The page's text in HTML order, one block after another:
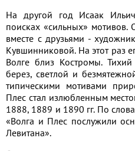
На другой год Исаак
поисках «сильных» мотивов.
вместе с друзьями -
Кувшинниковой. На этот раз
Волге близ Костромы.
берез, светлой и
типическими мотивами
Плес стал излюбленным
1888, 1889 и 1890 гг. По
«Волга и Плес послужили
Левитана».